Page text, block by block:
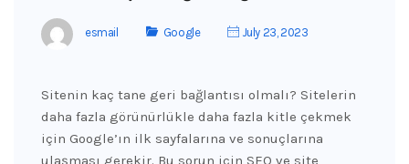
esmail Google July 23, 2023
Sitenin kaç tane geri bağlantısı olmalı? Sitelerin
daha fazla görünürlükle daha fazla kitle çekmek
için Google’ın ilk sayfalarına ve sonuçlarına
ulaşması gerekir. Bu sorun için SEO ve site